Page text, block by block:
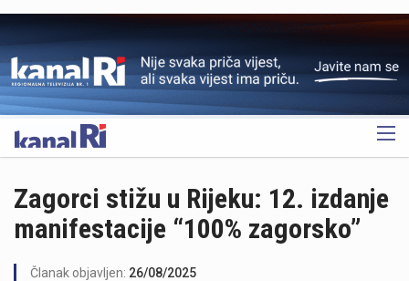
OGLAS
Zagorci stižu u Rijeku: 12. izdanje
manifestacije “100% zagorsko”
Članak objavljen: 26/08/2025